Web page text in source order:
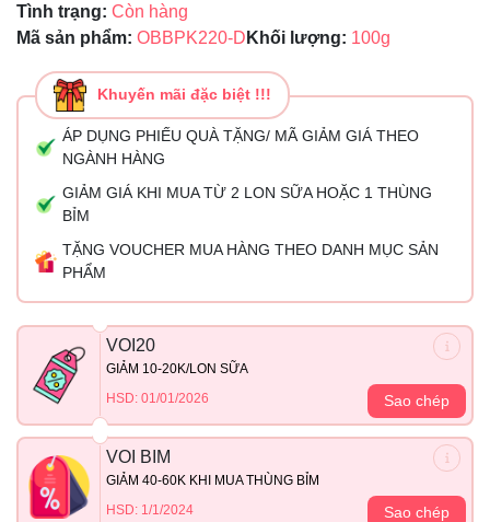
Tình trạng: Còn hàng
Mã sản phẩm: OBBPK220-D Khối lượng: 100g
Khuyến mãi đặc biệt !!!
ÁP DỤNG PHIẾU QUÀ TẶNG/ MÃ GIẢM GIÁ THEO
NGÀNH HÀNG
GIẢM GIÁ KHI MUA TỪ 2 LON SỮA HOẶC 1 THÙNG
BỈM
TẶNG VOUCHER MUA HÀNG THEO DANH MỤC SẢN
PHẨM
VOI20
GIẢM 10-20K/LON SỮA
HSD: 01/01/2026
Sao chép
VOI BIM
GIẢM 40-60K KHI MUA THÙNG BỈM
HSD: 1/1/2024
Sao chép